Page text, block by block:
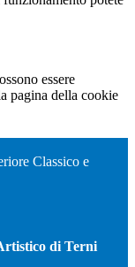
essere
pagina della cookie
Classico e
di Terni